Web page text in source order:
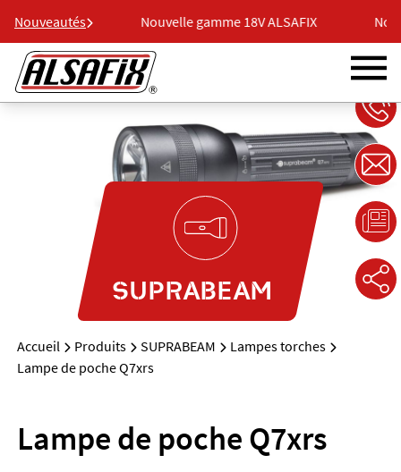
Nouveautés
ALSAFIX Nouvelle gamme 18V ALSAFIX
SUPRABEAM
Accueil Produits SUPRABEAM
Lampes torches
Lampe de poche Q7xrs
Lampe de poche Q7xrs